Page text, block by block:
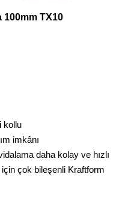
100mm TX10
kollu
imkânı
daha kolay ve hızlı
için çok bileşenli Kraftform